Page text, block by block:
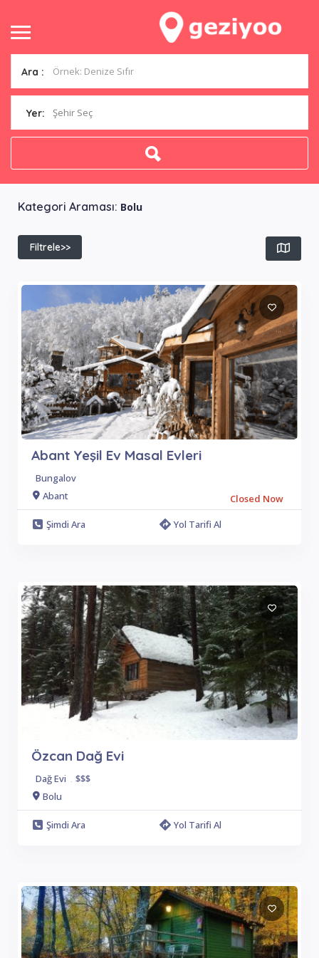
Ara :
Yer: Şehir Seç
Kategori Araması: Bolu
Filtrele>>
Abant Yeşil Ev Masal Evleri
Bungalov
Abant
Closed Now
Şimdi Ara
Yol Tarifi Al
Özcan Dağ Evi
Dağ Evi . $$$
Bolu
Şimdi Ara Yol Tarifi Al